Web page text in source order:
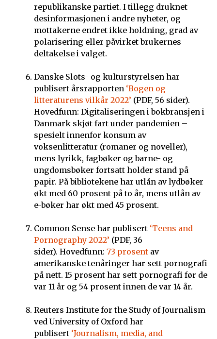
republikanske partiet. I tillegg druknet
desinformasjonen i andre nyheter, og
mottakerne endret ikke holdning, grad av
polarisering eller påvirket brukernes
deltakelse i valget.
Danske Slots- og kulturstyrelsen har
publisert årsrapporten ‘Bogen og
litteraturens vilkår 2022’ (PDF, 56 sider).
Hovedfunn: Digitaliseringen i bokbransjen i
Danmark skjøt fart under pandemien –
spesielt innenfor konsum av
voksenlitteratur (romaner og noveller),
mens lyrikk, fagbøker og barne- og
ungdomsbøker fortsatt holder stand på
papir. På bibliotekene har utlån av lydbøker
økt med 60 prosent på to år, mens utlån av
e-bøker har økt med 45 prosent.
Common Sense har publisert ‘Teens and
Pornography 2022’ (PDF, 36
sider). Hovedfunn: 73 prosent av
amerikanske tenåringer har sett pornografi
på nett. 15 prosent har sett pornografi før de
var 11 år og 54 prosent innen de var 14 år.
Reuters Institute for the Study of Journalism
ved University of Oxford har
publisert ‘Journalism, media, and